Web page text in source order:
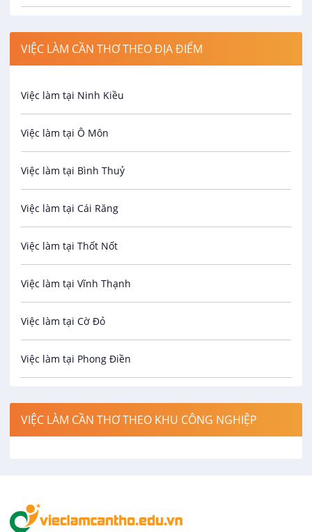
7 - 15 triệu
VIP
Nhân Viên Bán Hàng
30/08/2026
Spa
Bảo Vệ
An toàn lao động
Bảo hiểm
Biên phiên dịch
Bưu chính viễn thông
Cơ khí
Công nghệ sinh học
Công nghệ thực phẩm
Điện / Điện tử / Điện lạnh
Hàng hải / Hàng không
In ấn / Xuất bản
VIỆC LÀM CẦN THƠ THEO ĐỊA ĐIỂM
Việc làm tại Ninh Kiều
Việc làm tại Ô Môn
Việc làm tại Bình Thuỷ
Việc làm tại Cái Răng
Việc làm tại Thốt Nốt
Việc làm tại Vĩnh Thạnh
Việc làm tại Cờ Đỏ
Việc làm tại Phong Điền
Việc làm tại Cái Khế
Việc làm tại An Bình
VIỆC LÀM CẦN THƠ THEO KHU CÔNG NGHIỆP